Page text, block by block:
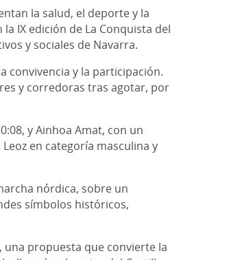
la salud, el deporte y la
IX edición de La Conquista del
y sociales de Navarra.
convivencia y la participación.
y corredoras tras agotar, por
y Ainhoa Amat, con un
en categoría masculina y
nórdica, sobre un
símbolos históricos,
una propuesta que convierte la